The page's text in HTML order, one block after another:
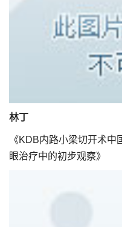
林丁
《KDB内路小梁切开术
眼治疗中的初步观察》